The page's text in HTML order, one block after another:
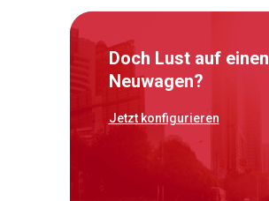
Doch Lust auf einen
Neuwagen?
Jetzt konfigurieren